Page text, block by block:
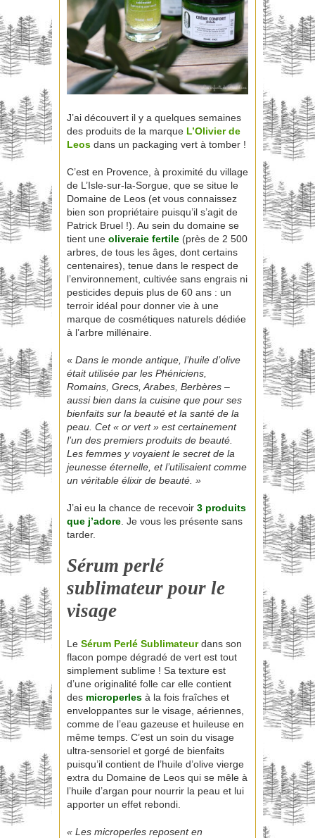
J’ai découvert il y a quelques semaines
des produits de la marque L’Olivier de
Leos dans un packaging vert à tomber !
C’est en Provence, à proximité du village
de L’Isle-sur-la-Sorgue, que se situe le
Domaine de Leos (et vous connaissez
bien son propriétaire puisqu’il s’agit de
Patrick Bruel !). Au sein du domaine se
tient une oliveraie fertile (près de 2 500
arbres, de tous les âges, dont certains
centenaires), tenue dans le respect de
l’environnement, cultivée sans engrais ni
pesticides depuis plus de 60 ans : un
terroir idéal pour donner vie à une
marque de cosmétiques naturels dédiée
à l’arbre millénaire.
« Dans le monde antique, l’huile d’olive
était utilisée par les Phéniciens,
Romains, Grecs, Arabes, Berbères –
aussi bien dans la cuisine que pour ses
bienfaits sur la beauté et la santé de la
peau. Cet « or vert » est certainement
l’un des premiers produits de beauté.
Les femmes y voyaient le secret de la
jeunesse éternelle, et l’utilisaient comme
un véritable élixir de beauté. »
J’ai eu la chance de recevoir 3 produits
que j’adore . Je vous les présente sans
tarder.
Sérum perlé
sublimateur pour le
visage
Le Sérum Perlé Sublimateurdans son
flacon pompe dégradé de vert est tout
simplement sublime ! Sa texture est
d’une originalité folle car elle contient
des microperles à la fois fraîches et
enveloppantes sur le visage, aériennes,
comme de l’eau gazeuse et huileuse en
même temps. C’est un soin du visage
ultra-sensoriel et gorgé de bienfaits
puisqu’il contient de l’huile d’olive vierge
extra du Domaine de Leos qui se mêle à
l’huile d’argan pour nourrir la peau et lui
apporter un effet rebondi.
« Les microperles reposent en